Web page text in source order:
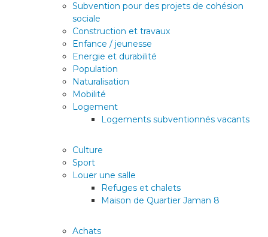
Subvention pour des projets de cohésion
sociale
Construction et travaux
Enfance / jeunesse
Energie et durabilité
Population
Naturalisation
Mobilité
Logement
Logements subventionnés vacants
Culture
Sport
Louer une salle
Refuges et chalets
Maison de Quartier Jaman 8
Achats